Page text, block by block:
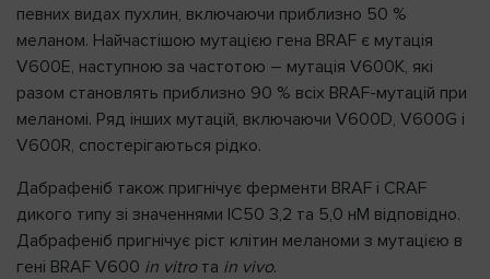
певних видах пухлин, включаючи приблизно 50 %
меланом. Найчастішою мутацією гена BRAF є мутація
V600E, наступною за частотою – мутація V600K, які
разом становлять приблизно 90 % всіх BRAF-мутацій при
меланомі. Ряд інших мутацій, включаючи V600D, V600G і
V600R, спостерігаються рідко.
Дабрафеніб також пригнічує ферменти BRAF і CRAF
дикого типу зі значеннями ІС50 3,2 та 5,0 нМ відповідно.
Дабрафеніб пригнічує ріст клітин меланоми з мутацією в
гені BRAF V600 in vitroта in vivo.